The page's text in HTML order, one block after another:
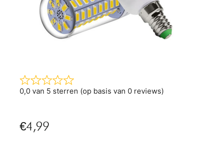
0,0 van 5 sterren (op basis van 0 reviews)
€4,99